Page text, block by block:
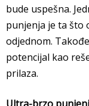
bude uspešna.
punjenja je ta što
odjednom.
potencijal kao
prilaza.
Ultra-brzo